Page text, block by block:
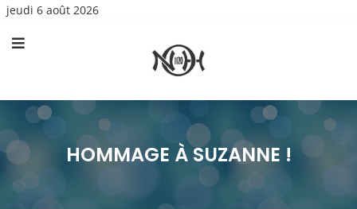
jeudi 6 août 2026
HOMMAGE À SUZANNE !